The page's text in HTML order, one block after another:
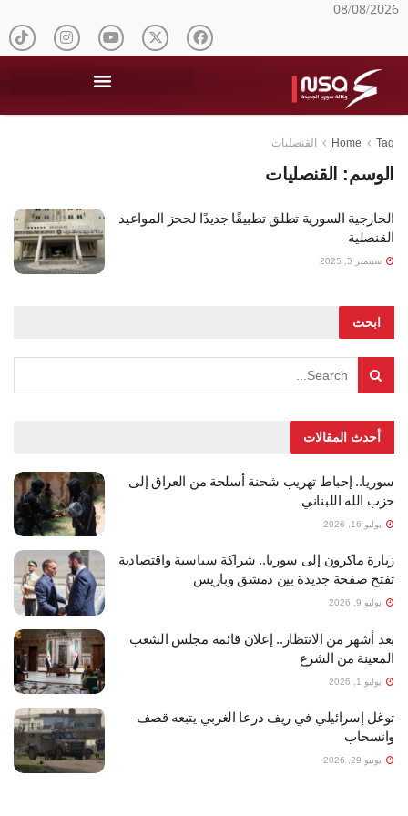
08/08/2026
Home Tag القنصليات
الوسم: القنصليات
الخارجية السورية تطلق تطبيقًا جديدًا لحجز المواعيد
القنصلية
سبتمبر 5, 2025
ابحث
أحدث المقالات
سوريا.. إحباط تهريب شحنة أسلحة من العراق إلى
حزب الله اللبناني
يوليو 16, 2026
زيارة ماكرون إلى سوريا.. شراكة سياسية واقتصادية
تفتح صفحة جديدة بين دمشق وباريس
يوليو 9, 2026
بعد أشهر من الانتظار.. إعلان قائمة مجلس الشعب
المعينة من الشرع
يوليو 1, 2026
توغل إسرائيلي في ريف درعا الغربي يتبعه قصف
وانسحاب
يونيو 29, 2026